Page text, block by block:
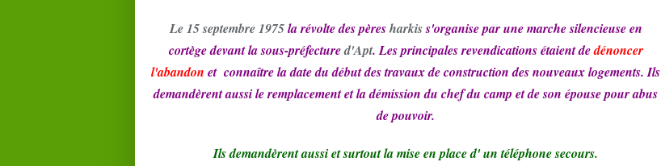
Le 15 septembre 1975la révolte des pèresharkiss'organise par une marche silencieuse en
cortège devant la sous-préfectured'Apt. Les principales revendications étaient dedénoncer
l'abandon et connaître la date du début des travaux de construction des nouveaux logements. Ils
demandèrent aussi le remplacement et la démission du chef du camp et de son épouse pour abus
de pouvoir.
Ils demandèrent aussi et surtout la mise en place d' un téléphone secours.